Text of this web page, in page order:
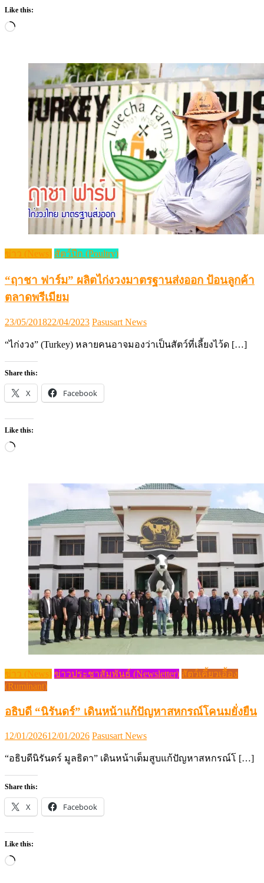
Like this:
Loading…
ข่าว (News) สัตว์ปีก (Poultry)
“ฤาชา ฟาร์ม” ผลิตไก่งวงมาตรฐานส่งออก ป้อนลูกค้า
ตลาดพรีเมียม
Posted
23/05/201822/04/2023 Author
Pasusart News
“ไก่งวง” (Turkey) หลายคนอาจมองว่าเป็นสัตว์ที่เลี้ยงไว้ด […]
Share this:
X Facebook
Like this:
Loading…
ข่าว (News) ข่าวประชาสัมพันธ์ (Newsletter) สัตว์เคี้ยวเอื้อง
(Ruminant)
อธิบดี “นิรันดร์” เดินหน้าแก้ปัญหาสหกรณ์โคนมยั่งยืน
Posted
12/01/202612/01/2026 Author
Pasusart News
“อธิบดีนิรันดร์ มูลธิดา” เดินหน้าเต็มสูบแก้ปัญหาสหกรณ์โ […]
Share this:
X Facebook
Like this:
Loading…